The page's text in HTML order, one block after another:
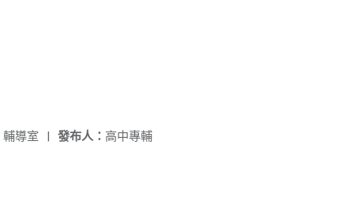
發布人： 高中專輔
輔導室 |